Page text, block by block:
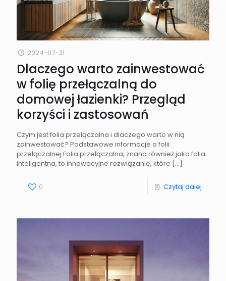
2024-07-31
Dlaczego warto zainwestować
w folię przełączalną do
domowej łazienki? Przegląd
korzyści i zastosowań
Czym jest folia przełączalna i dlaczego warto w nią
zainwestować? Podstawowe informacje o folii
przełączalnej Folia przełączalna, znana również jako folia
inteligentna, to innowacyjne rozwiązanie, które […]
0 Czytaj dalej